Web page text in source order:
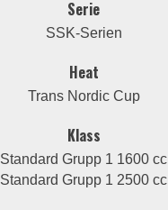
Serie
SSK-Serien
Heat
Trans Nordic Cup
Klass
Standard Grupp 1 1600 cc
Standard Grupp 1 2500 cc